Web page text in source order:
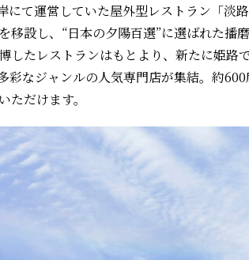
にて運営していた屋外型レストラン「淡
設し、“日本の夕陽百選”に選ばれた播
したレストランはもとより、新たに姫
彩なジャンルの人気専門店が集結。約
だけます。